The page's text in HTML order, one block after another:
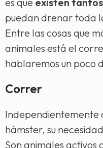
puedan drenar toda
Entre las cosas que
animales está el
hablaremos un poco
Correr
Independientemente
hámster, su
Son animales activos